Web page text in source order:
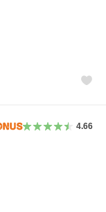
4.66